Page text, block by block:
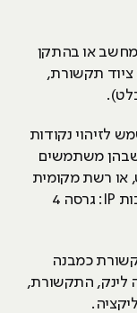
או בהתקן
ציוד תקשורת,
לזיהוי נקודות
משתמשים
או רשת מקומית
(LAN). אנחנו מכירים שתי גרסאות לכתובות IP: גרסה 4
כמבנה
לינק, התקשורת,